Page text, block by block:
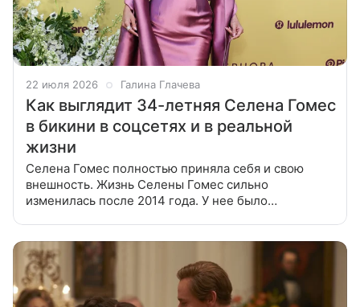
22 июля 2026 Галина Глачева
Как выглядит 34-летняя Селена Гомес
в бикини в соцсетях и в реальной
жизни
Селена Гомес полностью приняла себя и свою
внешность. Жизнь Селены Гомес сильно
изменилась после 2014 года. У нее было